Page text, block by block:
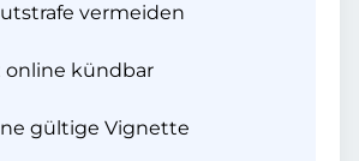
vermeiden
online kündbar
gültige Vignette